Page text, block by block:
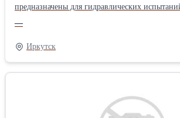
предназначены для гидравлических
Максимальное давление (первая/вторая ступень),
Подача за двойной ход (первая ступень), л 0,175 Подача за
двойной ход (вторая ступень), л 0,007 Усилие на рукоятке, кгс 20
—
Иркутск